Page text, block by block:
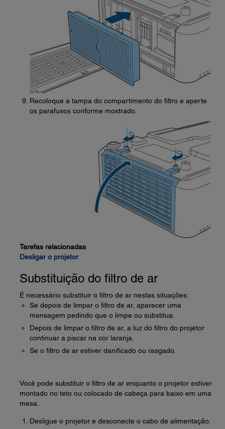
Recoloque a tampa do compartimento do filtro e aperte
os parafusos conforme mostrado.
Tarefas relacionadas
Desligar o projetor
Substituição do filtro de ar
É necessário substituir o filtro de ar nestas situações:
Se depois de limpar o filtro de ar, aparecer uma
mensagem pedindo que o limpe ou substitua.
Depois de limpar o filtro de ar, a luz do filtro do projetor
continuar a piscar na cor laranja.
Se o filtro de ar estiver danificado ou rasgado.
Você pode substituir o filtro de ar enquanto o projetor estiver
montado no teto ou colocado de cabeça para baixo em uma
mesa.
Desligue o projetor e desconecte o cabo de alimentação.